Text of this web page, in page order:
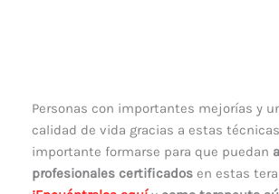
Personas con importantes mejorías y
calidad de vida gracias a estas
importante formarse para que puedan
profesionales certificados en estas